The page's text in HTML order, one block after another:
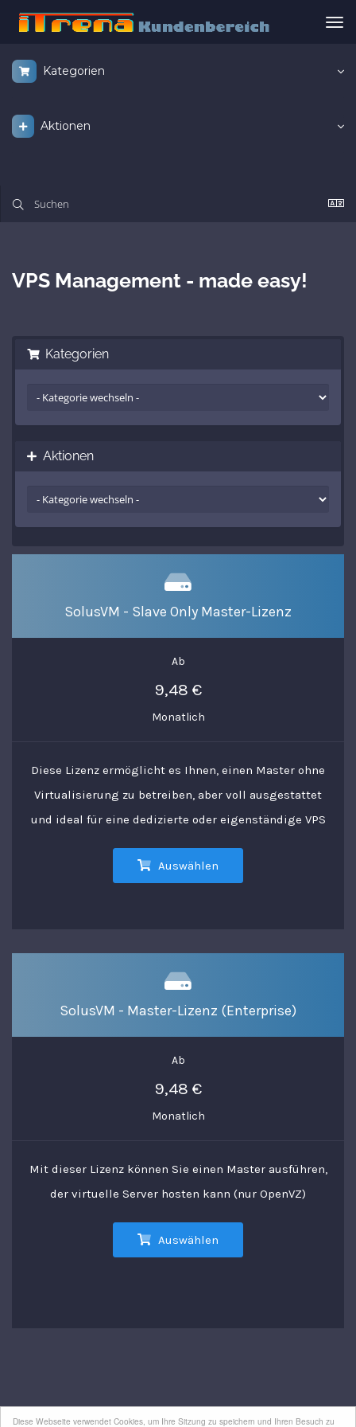
Diese Webseite verwendet Cookies, um Ihre Sitzung zu speichern und Ihren Besuch zu
Kategorien
Aktionen
VPS Management - made easy!
Kategorien
Aktionen
SolusVM - Slave Only Master-Lizenz
Ab
9,48 €
Monatlich
Diese Lizenz ermöglicht es Ihnen, einen Master ohne
Virtualisierung zu betreiben, aber voll ausgestattet
und ideal für eine dedizierte oder eigenständige VPS
Auswählen
SolusVM - Master-Lizenz (Enterprise)
Ab
9,48 €
Monatlich
Mit dieser Lizenz können Sie einen Master ausführen,
der virtuelle Server hosten kann (nur OpenVZ)
Auswählen